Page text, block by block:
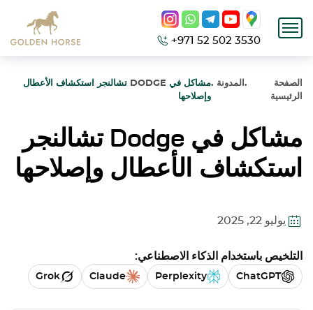
+971 52 502 3530
الصفحة
الرئيسية
. المدونة .مشاكل في DODGE تشالنجر استكشاف الأعطال
وإصلاحها
مشاكل في Dodge تشالنجر
استكشاف الأعطال وإصلاحها
يوليو 22, 2025
التلخيص باستخدام الذكاء الاصطناعي:
ChatGPT
Perplexity
Claude
Grok